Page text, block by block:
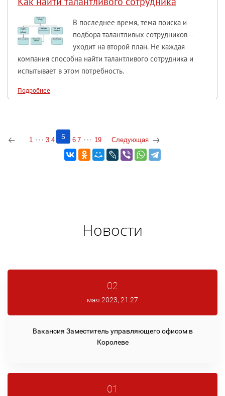
В последнее время, тема поиска и
подбора талантливых сотрудников –
уходит на второй план. Не каждая
компания способна найти талантливого сотрудника и
испытывает в этом потребность.
Подробнее
1 3 4 5 6 7 19 Следующая
Новости
02
мая 2023, 21:27
Вакансия Заместитель управляющего офисом в
Королеве
01